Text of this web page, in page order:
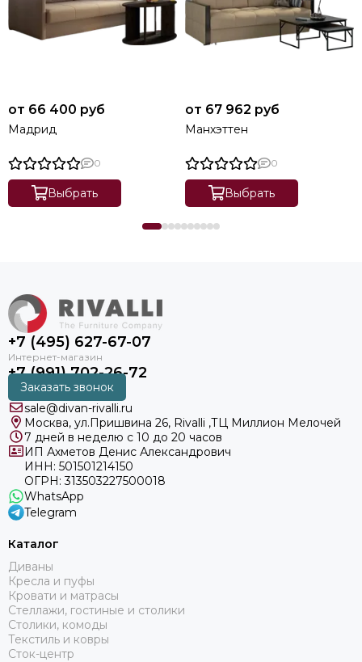
от 66 400 руб
Мадрид
0
Выбрать
от 67 962 руб
Манхэттен
0
Выбрать
+7 (495) 627-67-07
+7 (991) 702-26-72
Заказать звонок
sale@divan-rivalli.ru
Москва, ул.Пришвина 26, Rivalli ,ТЦ Миллион Мелочей
7 дней в неделю с 10 до 20 часов
ИП Ахметов Денис Александрович
ИНН: 501501214150
ОГРН: 313503227500018
WhatsApp
Telegram
Каталог
Диваны
Кресла и пуфы
Кровати и матрасы
Стеллажи, гостиные и столики
Столики, комоды
Текстиль и ковры
Сток-центр